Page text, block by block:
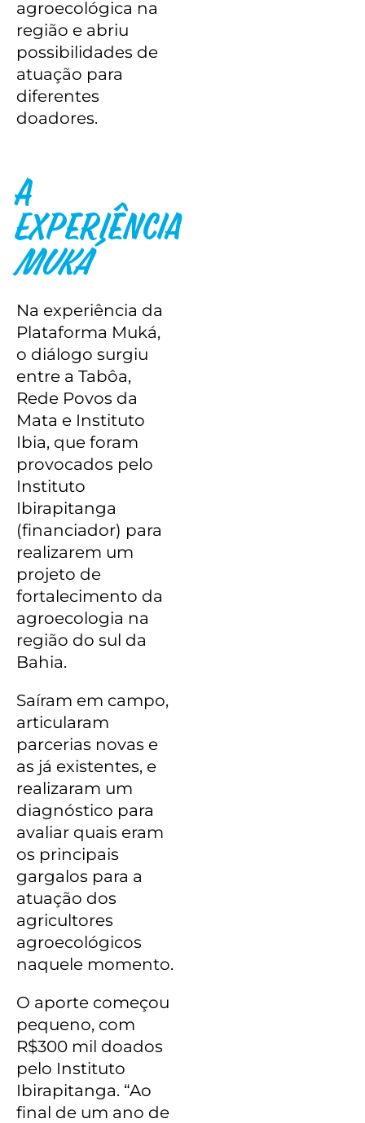
agroecológica na
região e abriu
possibilidades de
atuação para
diferentes
doadores.
A
Experiência
Muká
Na experiência da
Plataforma Muká,
o diálogo surgiu
entre a Tabôa,
Rede Povos da
Mata e Instituto
Ibia, que foram
provocados pelo
Instituto
Ibirapitanga
(financiador) para
realizarem um
projeto de
fortalecimento da
agroecologia na
região do sul da
Bahia.
Saíram em campo,
articularam
parcerias novas e
as já existentes, e
realizaram um
diagnóstico para
avaliar quais eram
os principais
gargalos para a
atuação dos
agricultores
agroecológicos
naquele momento.
O aporte começou
pequeno, com
R$300 mil doados
pelo Instituto
Ibirapitanga. “Ao
final de um ano de